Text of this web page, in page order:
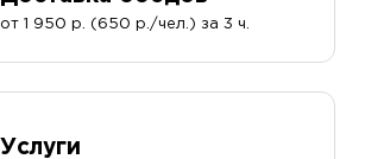
от 1 950 р. (650 р./чел.) за 3 ч.
Услуги